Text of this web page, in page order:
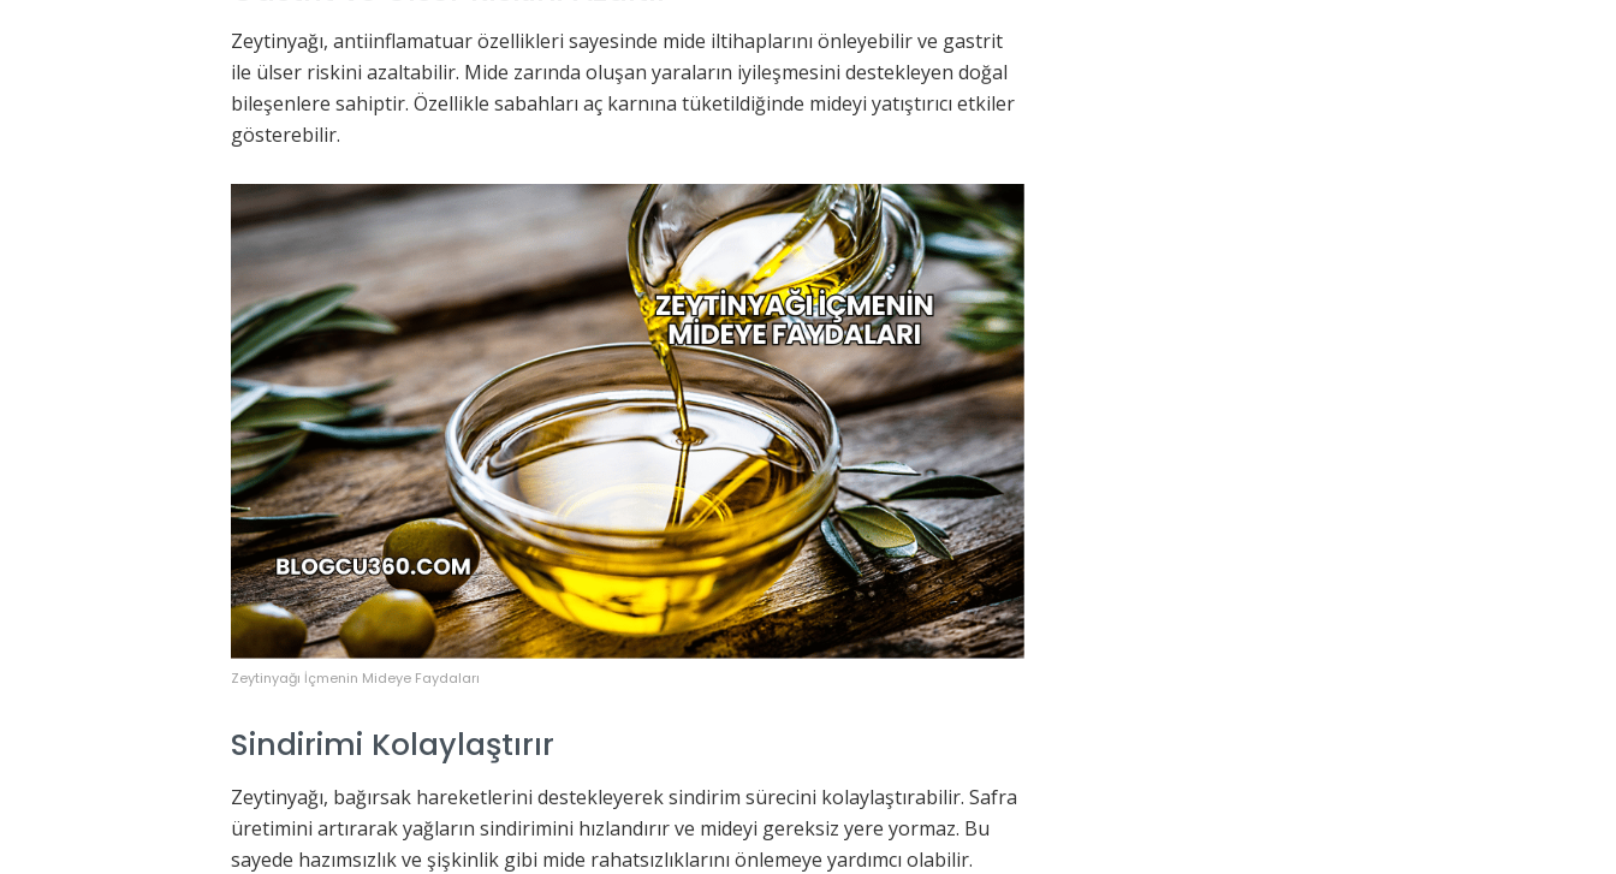
Zeytinyağı, antiinflamatuar özellikleri sayesinde mide iltihaplarını önleyebilir ve gastrit
ile ülser riskini azaltabilir. Mide zarında oluşan yaraların iyileşmesini destekleyen doğal
bileşenlere sahiptir. Özellikle sabahları aç karnına tüketildiğinde mideyi yatıştırıcı etkiler
gösterebilir.
Zeytinyağı İçmenin Mideye Faydaları
Sindirimi Kolaylaştırır
Zeytinyağı, bağırsak hareketlerini destekleyerek sindirim sürecini kolaylaştırabilir. Safra
üretimini artırarak yağların sindirimini hızlandırır ve mideyi gereksiz yere yormaz. Bu
sayede hazımsızlık ve şişkinlik gibi mide rahatsızlıklarını önlemeye yardımcı olabilir.